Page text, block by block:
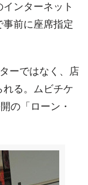
ンターネット
前に座席指定
ーではなく、店
る。ムビチケ
の「ローン・